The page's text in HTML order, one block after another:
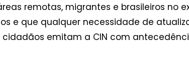
remotas, migrantes e brasileiros no
e que qualquer necessidade de
emitam a CIN com